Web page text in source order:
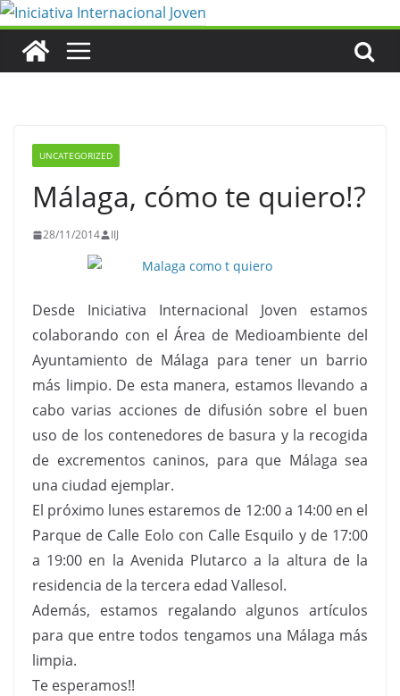
Saltar
contenido
UNCATEGORIZED
Málaga, cómo te quiero!?
28/11/2014 IIJ
Desde Iniciativa Internacional Joven estamos
colaborando con el Área de Medioambiente del
Ayuntamiento de Málaga para tener un barrio
más limpio. De esta manera, estamos llevando a
cabo varias acciones de difusión sobre el buen
uso de los contenedores de basura y la recogida
de excrementos caninos, para que Málaga sea
una ciudad ejemplar.
El próximo lunes estaremos de 12:00 a 14:00 en el
Parque de Calle Eolo con Calle Esquilo y de 17:00
a 19:00 en la Avenida Plutarco a la altura de la
residencia de la tercera edad Vallesol.
Además, estamos regalando algunos artículos
para que entre todos tengamos una Málaga más
limpia.
Te esperamos!!